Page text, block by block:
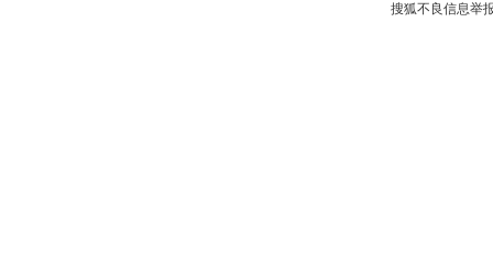
搜狐不良信息举